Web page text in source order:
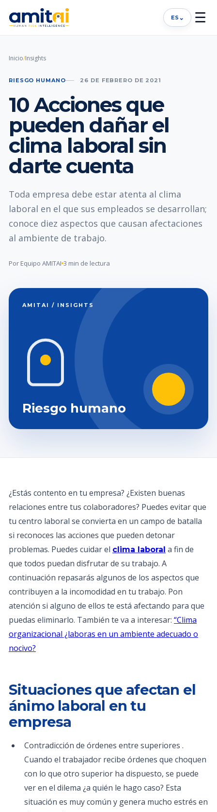
ES ⌄ ☰
Inicio/Insights
RIESGO HUMANO 26 DE FEBRERO DE 2021
10 Acciones que
pueden dañar el
clima laboral sin
darte cuenta
Toda empresa debe estar atenta al clima
laboral en el que sus empleados se desarrollan;
conoce diez aspectos que causan afectaciones
al ambiente de trabajo.
Por Equipo AMITAI 3 min de lectura
AMITAI / INSIGHTS
Riesgo humano
¿Estás contento en tu empresa? ¿Existen buenas
relaciones entre tus colaboradores? Puedes evitar que
tu centro laboral se convierta en un campo de batalla
si reconoces las acciones que pueden detonar
problemas. Puedes cuidar el clima laboral a fin de
que todos puedan disfrutar de su trabajo. A
continuación repasarás algunos de los aspectos que
contribuyen a la incomodidad en tu trabajo. Pon
atención si alguno de ellos te está afectando para que
puedas eliminarlo. También te va a interesar: “Clima
organizacional ¿laboras en un ambiente adecuado o
nocivo?
Situaciones que afectan el
ánimo laboral en tu
empresa
Contradicción de órdenes entre superiores .
Cuando el trabajador recibe órdenes que choquen
con lo que otro superior ha dispuesto, se puede
ver en el dilema ¿a quién le hago caso? Esta
situación es muy común y genera mucho estrés en